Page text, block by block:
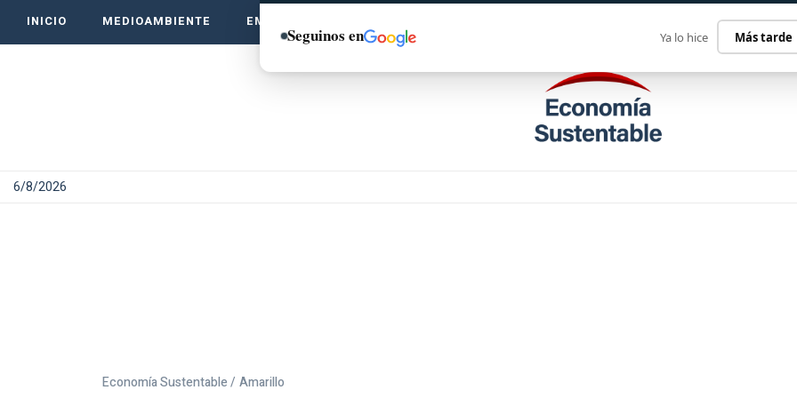
INICIO MEDIOAMBIENTE EMPRENDE VERDE
6/8/2026
Economía Sustentable / Amarillo
Seguinos en Ya lo hice Más tarde